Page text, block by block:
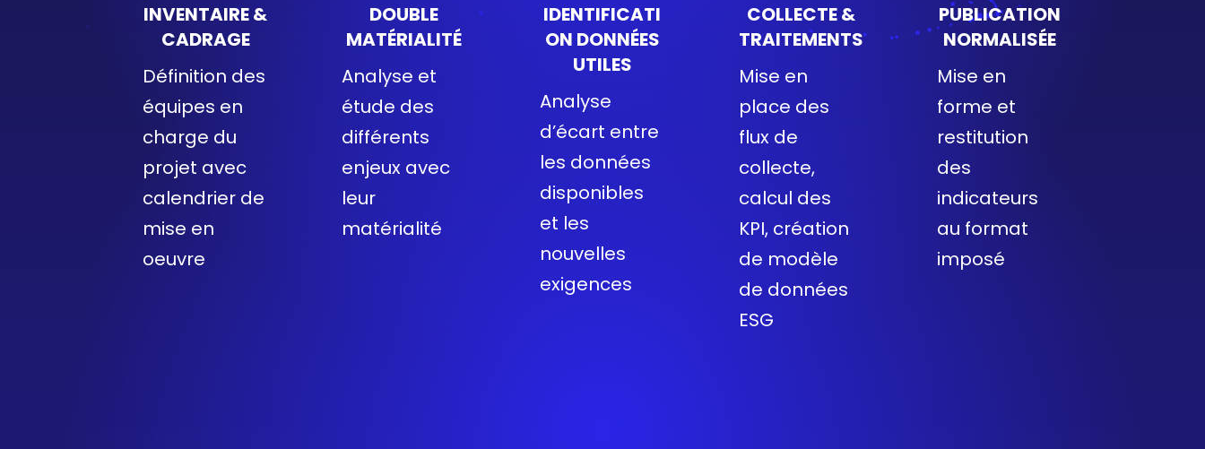
INVENTAIRE &
CADRAGE
Définition des
équipes en
charge du
projet avec
calendrier de
mise en
oeuvre
DOUBLE
MATÉRIALITÉ
Analyse et
étude des
différents
enjeux avec
leur
matérialité
IDENTIFICATI
ON DONNÉES
UTILES
Analyse
d’écart entre
les données
disponibles
et les
nouvelles
exigences
COLLECTE &
TRAITEMENTS
Mise en
place des
flux de
collecte,
calcul des
KPI, création
de modèle
de données
ESG
PUBLICATION
NORMALISÉE
Mise en
forme et
restitution
des
indicateurs
au format
imposé